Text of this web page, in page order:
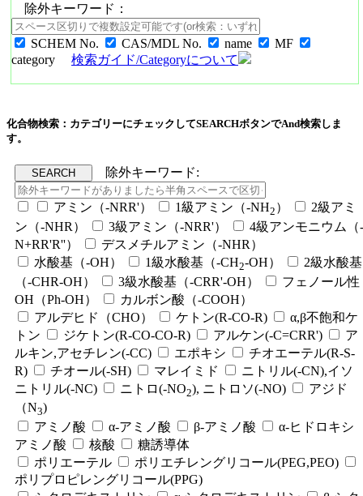
除外キーワード：
SCHEM No. CAS/MDL No. name
MF
category
検索ガイド/Categoryについて
化合物検索：カテゴリーにチェックしてSEARCHボタンでAnd検索しま
す。
除外キーワード:
アミン（-NRR'） 1級アミン（-NH2 ）
2級アミ
ン（-NHR）
3級アミン（-NRR'）
4級アンモニウム（-
N+RR'R''）
デスメチルアミン（-NHR）
水酸基（-OH）
1級水酸基（-CH2-OH）
2級水酸基
（-CHR-OH）
3級水酸基（-CRR'-OH）
フェノール性
OH（Ph-OH）
カルボン酸（-COOH）
アルデヒド（CHO）
ケトン(R-CO-R)
α,β不飽和ケ
トン
ジケトン(R-CO-CO-R) アルケン(-C=CRR')
ア
ルキン,アセチレン(-CC)
エポキシ
チオエーテル(R-S-
R)
チオール(-SH) マレイミド
ニトリル(-CN),イソ
ニトリル(-NC)
ニトロ(-NO2), ニトロソ(-NO)
アジド
（N3)
アミノ酸
α-アミノ酸 β-アミノ酸
α-ヒドロキシ
アミノ酸
核酸
糖誘導体
ポリエーテル
ポリエチレングリコール(PEG,PEO)
ポリプロピレングリコール(PPG)